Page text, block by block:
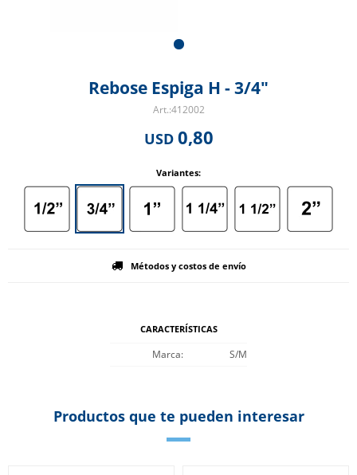
Rebose Espiga H - 3/4"
412002
USD 0,80
Variantes:
Métodos y costos de envío
CARACTERÍSTICAS
Marca S/M
Productos que te pueden interesar